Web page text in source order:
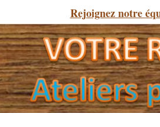
Rejoignez notre